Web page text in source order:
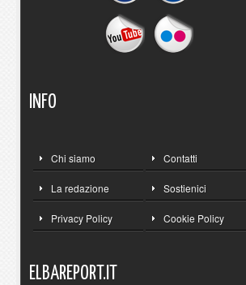
INFO
Chi siamo Contatti
La redazione Sostienici
Privacy Policy Cookie Policy
ELBAREPORT.IT